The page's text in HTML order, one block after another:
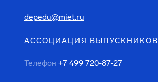
depedu@miet.ru
АССОЦИАЦИЯ ВЫПУСКНИКОВ
Телефон +7 499 720-87-27